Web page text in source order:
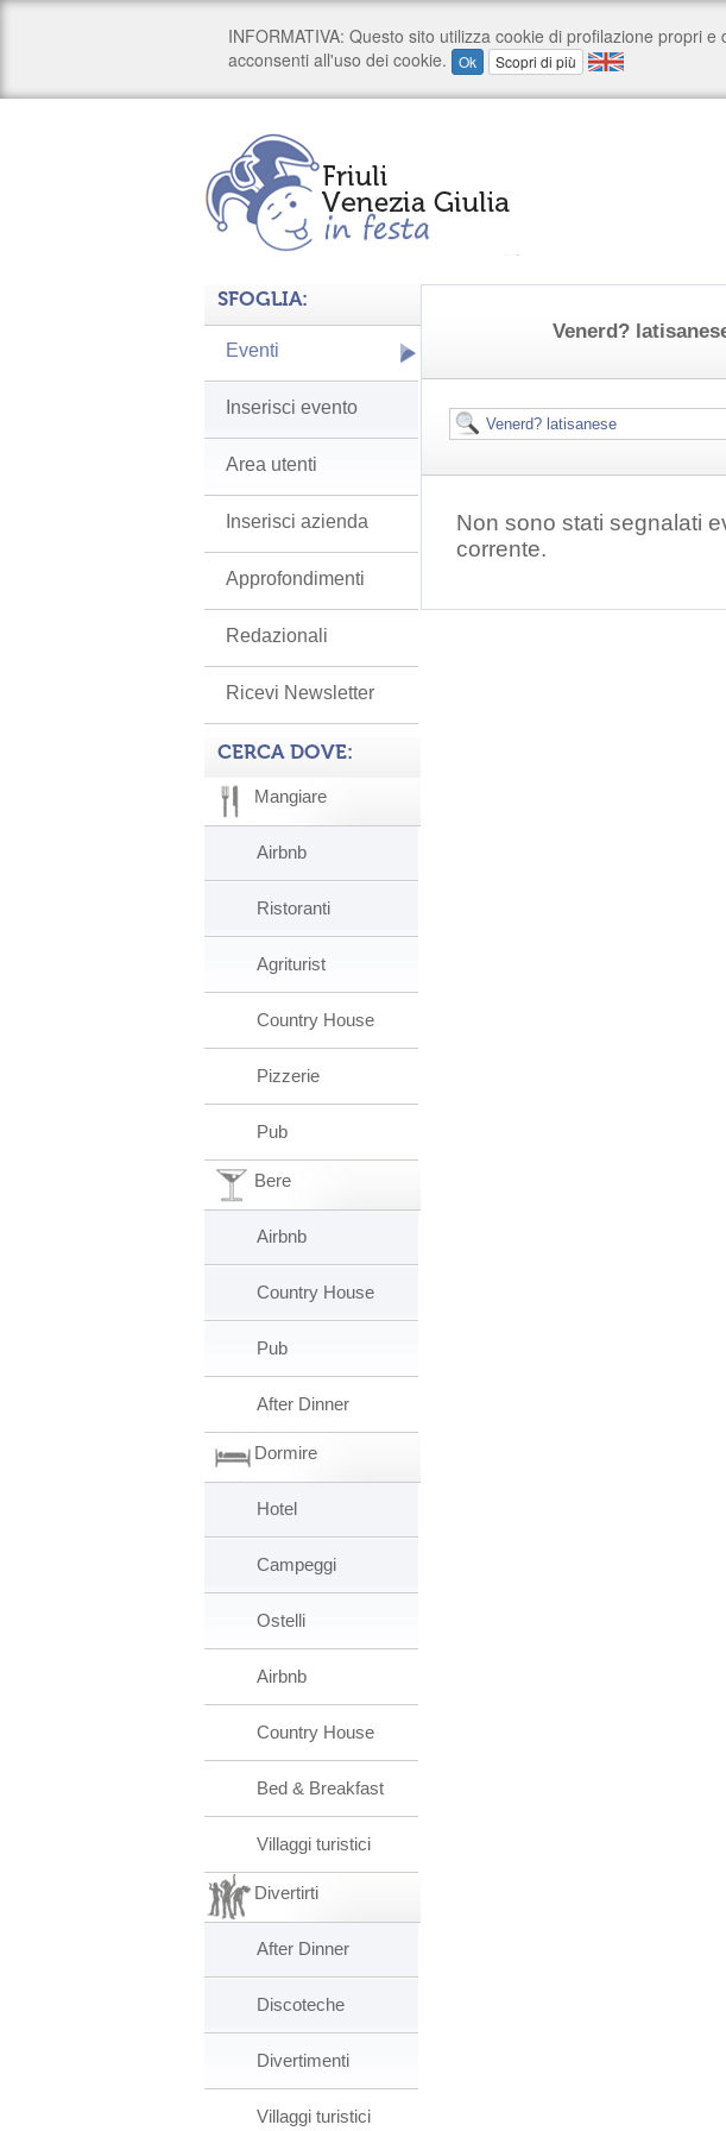
Venerd?
Non sono stati segnalati
corrente.
SFOGLIA:
Eventi
Inserisci evento
Area utenti
Inserisci azienda
Approfondimenti
Redazionali
Ricevi Newsletter
CERCA DOVE:
Mangiare
Airbnb
Ristoranti
Agriturist
Country House
Pizzerie
Pub
Bere
Airbnb
Country House
Pub
After Dinner
Dormire
Hotel
Campeggi
Ostelli
Airbnb
Country House
Bed & Breakfast
Villaggi turistici
Divertirti
After Dinner
Discoteche
Divertimenti
Villaggi turistici